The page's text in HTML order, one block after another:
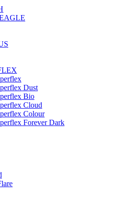
Dust
Bio
Cloud
Colour
Forever Dark